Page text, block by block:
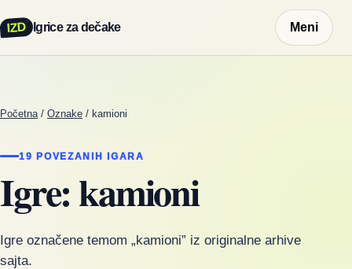
IZD Igrice za dečake Meni
Početna / Oznake / kamioni
19 POVEZANIH IGARA
Igre: kamioni
Igre označene temom „kamioni” iz originalne arhive
sajta.